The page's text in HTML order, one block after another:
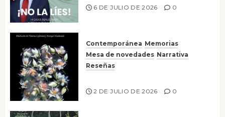
6 DE JULIO DE 2026 0
Contemporánea Memorias
Mesa de novedades Narrativa
Reseñas
2 DE JULIO DE 2026 0